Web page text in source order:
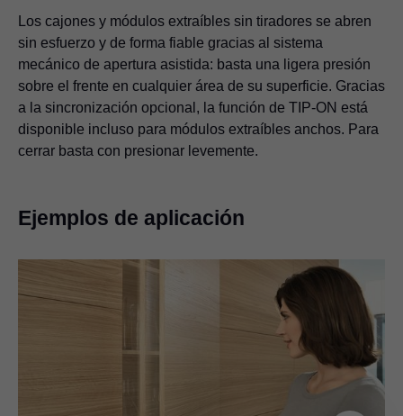
Los cajones y módulos extraíbles sin tiradores se abren
sin esfuerzo y de forma fiable gracias al sistema
mecánico de apertura asistida: basta una ligera presión
sobre el frente en cualquier área de su superficie. Gracias
a la sincronización opcional, la función de TIP-ON está
disponible incluso para módulos extraíbles anchos. Para
cerrar basta con presionar levemente.
Ejemplos de aplicación